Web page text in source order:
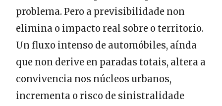
problema. Pero a previsibilidade non
elimina o impacto real sobre o territorio.
Un fluxo intenso de automóbiles, aínda
que non derive en paradas totais, altera a
convivencia nos núcleos urbanos,
incrementa o risco de sinistralidade